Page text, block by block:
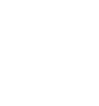
адаптации